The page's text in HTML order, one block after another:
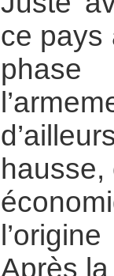
ce pays
Après